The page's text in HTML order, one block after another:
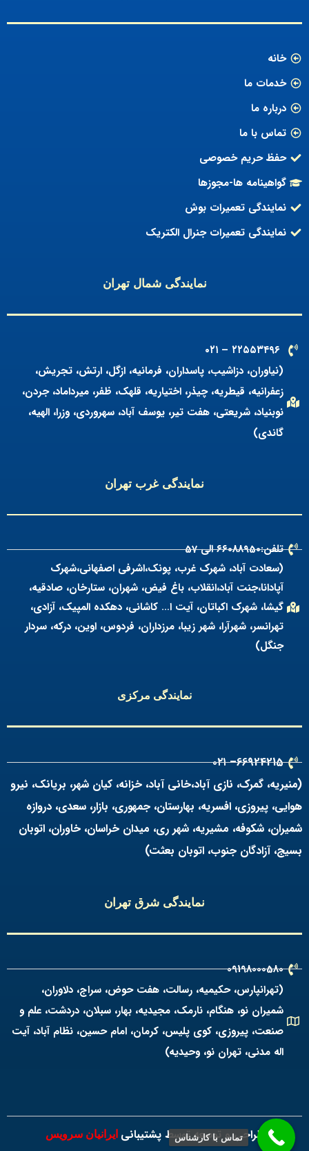
خانه
خدمات ما
درباره ما
تماس با ما
حفظ حریم خصوصی
گواهینامه ها-مجوزها
نمایندگی تعمیرات بوش
نمایندگی تعمیرات جنرال الکتریک
نمایندگی شمال تهران
۲۲۵۵۳۴۹۶ – ۰۲۱
(نیاوران، دزاشیب، پاسداران، فرمانیه، ازگل، ارتش، تجریش،
زعفرانیه، قیطریه، چیذر، اختیاریه، قلهک، ظفر، میرداماد، جردن،
نوبنیاد، شریعتی، هفت تیر، یوسف آباد، سهروردی، وزرا، الهیه،
گاندی)
نمایندگی غرب تهران
تلفن:۶۶088950 الی 57
(سعادت آباد، شهرک غرب، پونک،اشرفی اصفهانی،شهرک
آپادانا،جنت آباد،انقلاب، باغ فیض، شهران، ستارخان، صادقیه،
گیشا، شهرک اکباتان، آیت ا… کاشانی، دهکده المپیک، آزادی،
تهرانسر، شهرآرا، شهر زیبا، مرزداران، فردوس، اوین، درکه، سردار
جنگل)
نمایندگی مرکزی
66924215– ۰۲۱
(منیریه، گمرک، نازی آباد،خانی آباد، خزانه، کیان شهر، بریانک، نیرو
هوایی، پیروزی، افسریه، بهارستان، جمهوری، بازار، سعدی، دروازه
شمیران، شکوفه، مشیریه، شهر ری، میدان خراسان، خاوران، اتوبان
بسیج، آزادگان جنوب، اتوبان بعثت)
نمایندگی شرق تهران
09198000580
(تهرانپارس، حکیمیه، رسالت، هفت حوض، سراج، دلاوران،
شمیران نو، هنگام، نارمک، مجیدیه، بهار، سبلان، دردشت، علم و
صنعت، پیروزی، کوی پلیس، کرمان، امام حسین، نظام آباد، آیت
اله مدنی، تهران نو، وحیدیه)
طراحی و توسعه توسط پشتیبانی ایرانیان سرویس تماس با کارشناس